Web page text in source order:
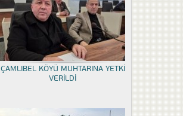
ÇAMLIBEL KÖYÜ MUHTARINA YETKİ
VERİLDİ